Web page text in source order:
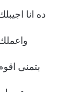
ده انا
بتمنى